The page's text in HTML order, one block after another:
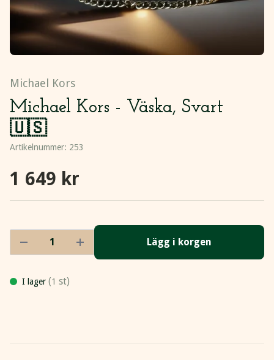
Michael Kors
Michael Kors - Väska, Svart
🇺🇸
Artikelnummer: 253
1 649 kr
Lägg i korgen
I lager (1 st)